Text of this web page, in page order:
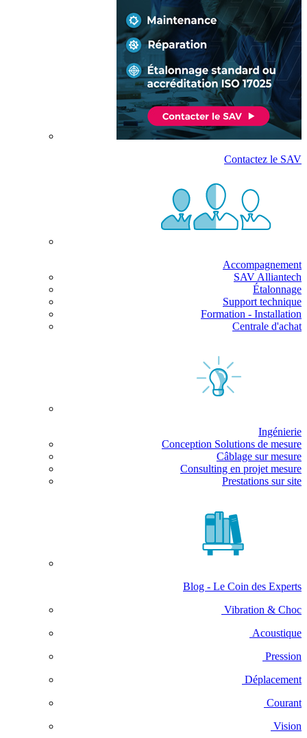
Contactez le SAV
Accompagnement
SAV Alliantech
Étalonnage
Support technique
Formation - Installation
Centrale d'achat
Ingénierie
Conception Solutions de mesure
Câblage sur mesure
Consulting en projet mesure
Prestations sur site
Blog - Le Coin des Experts
Vibration & Choc
Acoustique
Pression
Déplacement
Courant
Vision